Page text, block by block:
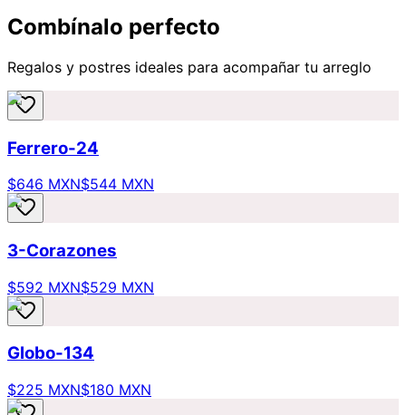
Combínalo perfecto
Regalos y postres ideales para acompañar tu arreglo
Ferrero-24
$646 MXN$544 MXN
3-Corazones
$592 MXN$529 MXN
Globo-134
$225 MXN$180 MXN